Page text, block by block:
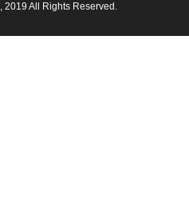
, 2019 All Rights Reserved.